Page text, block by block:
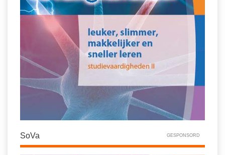
SoVa GESPONSORD